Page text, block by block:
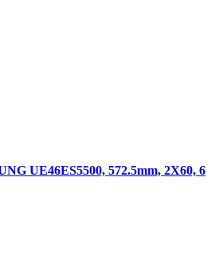
UE46ES5500, 572.5mm, 2X60, 6